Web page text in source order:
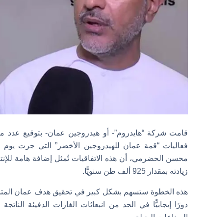
قامت شركة “هايدروم”- أو هيدروجين عمان- بتوقيع عدد من
محسن الحضرمي، أن هذه الاتفاقيات تُمثل إضافة هامة
زيادته بمقدار 925 ألف طن سنويًّا.
دورًا إيجابيًّا في الحد من انبعاثات الغازات الدفيئة